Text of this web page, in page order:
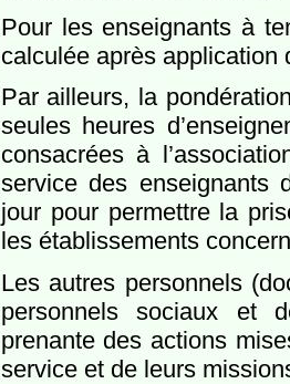
Pour les enseignants à
calculée après application
Par ailleurs, la
seules heures
consacrées à
service des enseignants
jour pour permettre la
les établissements
Les autres personnels
personnels sociaux et
prenante des actions
service et de leurs